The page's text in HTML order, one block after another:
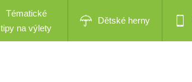
Tématické
tipy na výlety
Dětské herny